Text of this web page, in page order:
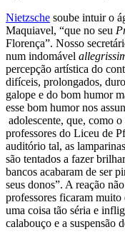
Nietzsche soube intuir o
Maquiavel, “que no seu
Florença”. Nosso
num indomável
percepção artística do
difíceis, prolongados,
galope e do bom humor
esse bom humor nos
adolescente, que, como
professores do Liceu de
auditório tal, as
são tentados a fazer
bancos acabaram de ser
seus donos”. A reação
professores ficaram muito
uma coisa tão séria e
calabouço e a suspensão